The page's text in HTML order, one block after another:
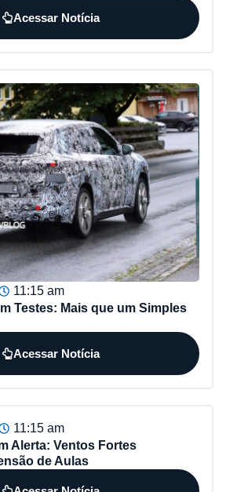
Acessar Notícia
11:15 am
Testes: Mais que um Simples
Acessar Notícia
11:15 am
Alerta: Ventos Fortes
de Aulas